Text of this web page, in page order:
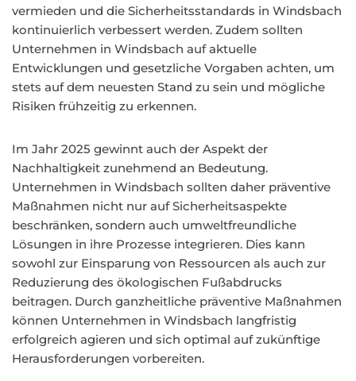
vermieden und die Sicherheitsstandards in Windsbach
kontinuierlich verbessert werden. Zudem sollten
Unternehmen in Windsbach auf aktuelle
Entwicklungen und gesetzliche Vorgaben achten, um
stets auf dem neuesten Stand zu sein und mögliche
Risiken frühzeitig zu erkennen.
Im Jahr 2025 gewinnt auch der Aspekt der
Nachhaltigkeit zunehmend an Bedeutung.
Unternehmen in Windsbach sollten daher präventive
Maßnahmen nicht nur auf Sicherheitsaspekte
beschränken, sondern auch umweltfreundliche
Lösungen in ihre Prozesse integrieren. Dies kann
sowohl zur Einsparung von Ressourcen als auch zur
Reduzierung des ökologischen Fußabdrucks
beitragen. Durch ganzheitliche präventive Maßnahmen
können Unternehmen in Windsbach langfristig
erfolgreich agieren und sich optimal auf zukünftige
Herausforderungen vorbereiten.